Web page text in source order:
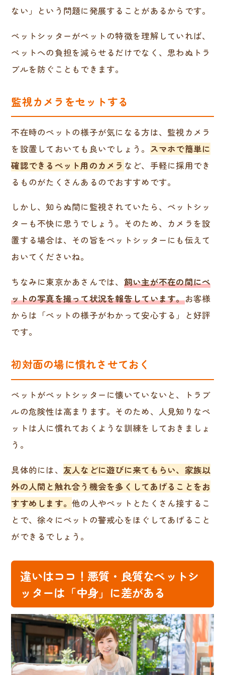
ない」という問題に発展することがあるからです。
ペットシッターがペットの特徴を理解していれば、
ペットへの負担を減らせるだけでなく、思わぬトラ
ブルを防ぐこともできます。
監視カメラをセットする
不在時のペットの様子が気になる方は、監視カメラ
を設置しておいても良いでしょう。 スマホで簡単に
確認できるペット用のカメラ など、手軽に採用でき
るものがたくさんあるのでおすすめです。
しかし、知らぬ間に監視されていたら、ペットシッ
ターも不快に思うでしょう。そのため、カメラを設
置する場合は、その旨をペットシッターにも伝えて
おいてくださいね。
ちなみに東京かあさんでは、 飼い主が不在の間にペ
ットの写真を撮って状況を報告しています。お客様
からは「ペットの様子がわかって安心する」と好評
です。
初対面の場に慣れさせておく
ペットがペットシッターに懐いていないと、トラブ
ルの危険性は高まります。そのため、人見知りなペ
ットは人に慣れておくような訓練をしておきましょ
う。
具体的には、 友人などに遊びに来てもらい、家族以
外の人間と触れ合う機会を多くしてあげることをお
すすめします。他の人やペットとたくさん接するこ
とで、徐々にペットの警戒心をほぐしてあげること
ができるでしょう。
違いはココ！悪質・良質なペットシ
ッターは「中身」に差がある